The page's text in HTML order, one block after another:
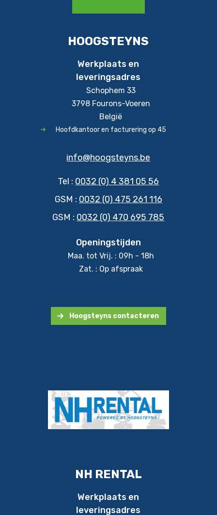
HOOGSTEYNS
Werkplaats en
leveringsadres
Schophem 33
3798 Fourons-Voeren
België
Hoofdkantoor en facturering op 45
info@hoogsteyns.be
Tel : 0032 (0) 4 381 05 56
GSM : 0032 (0) 475 261 116
GSM : 0032 (0) 470 695 785
Openingstijden
Maa. tot Vrij. : 09h - 18h
Zat. : Op afspraak
Hoogsteyns contacteren
NH RENTAL
Werkplaats en
leveringsadres